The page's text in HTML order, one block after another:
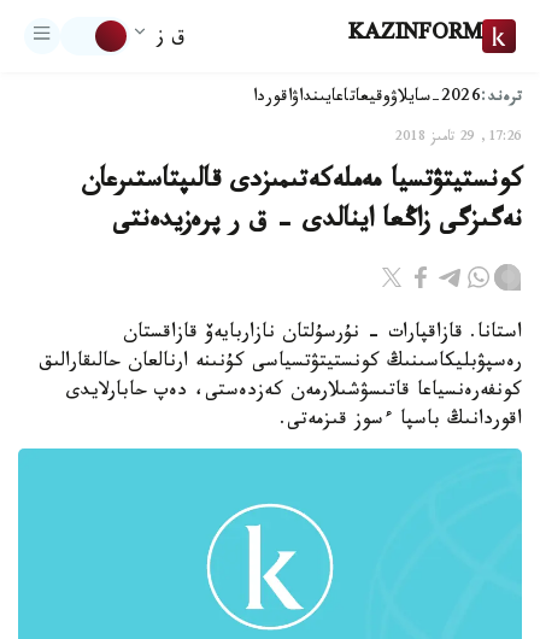
KAZINFORM ق ز
ترەند:2026-سايلاۋ وقيعاتاعايىنداۋاقوردا
17:26, 29 تامىز 2018
كونستيتۋتسيا مەملەكەتىمىزدى قالىپتاستىرعان
نەگىزگى زاڭعا اينالدى - ق ر پرەزيدەنتى
استانا. قازاقپارات - نۇرسۇلتان نازاربايەۆ قازاقستان
رەسپۋبليكاسىنىڭ كونستيتۋتسياسى كۇنىنە ارنالعان حالىقارالىق
كونفەرەنسياعا قاتىسۋشىلارمەن كەزدەستى، دەپ حابارلايدى
اقوردانىڭ باسپا ءسوز قىزمەتى.